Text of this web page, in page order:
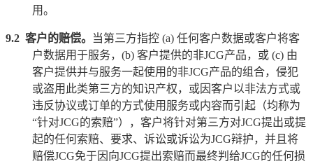
用。
9.2 客户的赔偿。 当第三方指控 (a) 任何客户数据或客户将客
户数据用于服务， (b) 客户提供的非JCG产品，或 (c) 由
客户提供并与服务一起使用的非JCG产品的组合，侵犯
或盗用此类第三方的知识产权，或因客户以非法方式或
违反协议或订单的方式使用服务或内容而引起（均称为
“针对JCG的索赔”），客户将针对第三方对JCG提出或提
起的任何索赔、要求、诉讼或诉讼为JCG辩护，并且将
赔偿JCG免于因向JCG提出索赔而最终判给JCG的任何损